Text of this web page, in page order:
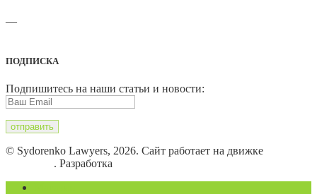
—
ПОДПИСКА
Подпишитесь на наши статьи и новости:
© Sydorenko Lawyers, 2026. Сайт работает на движке
. Разработка